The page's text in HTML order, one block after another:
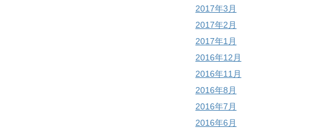
2017年3月
2017年2月
2017年1月
2016年12月
2016年11月
2016年8月
2016年7月
2016年6月